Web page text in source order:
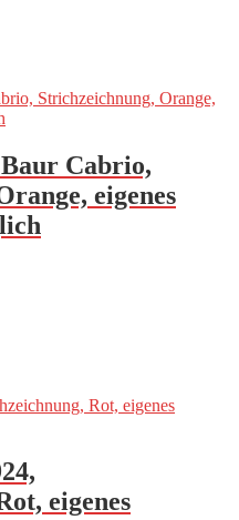
Cabrio,
eigenes
eigenes